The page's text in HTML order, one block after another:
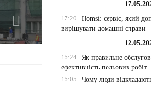
17:20
Homsi: сервіс, який
вирішувати домашні справи
16:24
Як правильне
ефективність польових робіт
16:05
Чому люди